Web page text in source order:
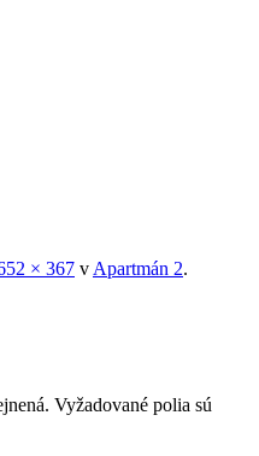
× 367 v Apartmán 2.
Vyžadované polia sú